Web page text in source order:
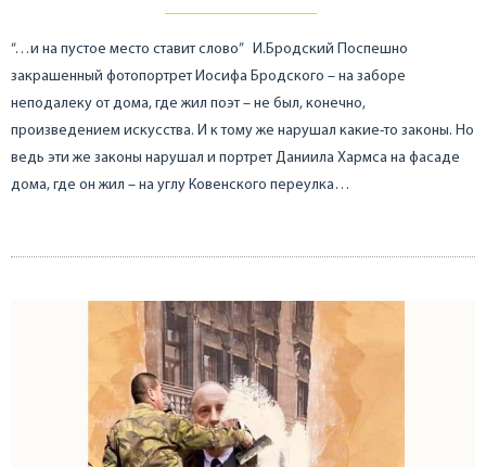
“…и на пустое место ставит слово” И.Бродский Поспешно
закрашенный фотопортрет Иосифа Бродского – на заборе
неподалеку от дома, где жил поэт – не был, конечно,
произведением искусства. И к тому же нарушал какие-то законы. Но
ведь эти же законы нарушал и портрет Даниила Хармса на фасаде
дома, где он жил – на углу Ковенского переулка…